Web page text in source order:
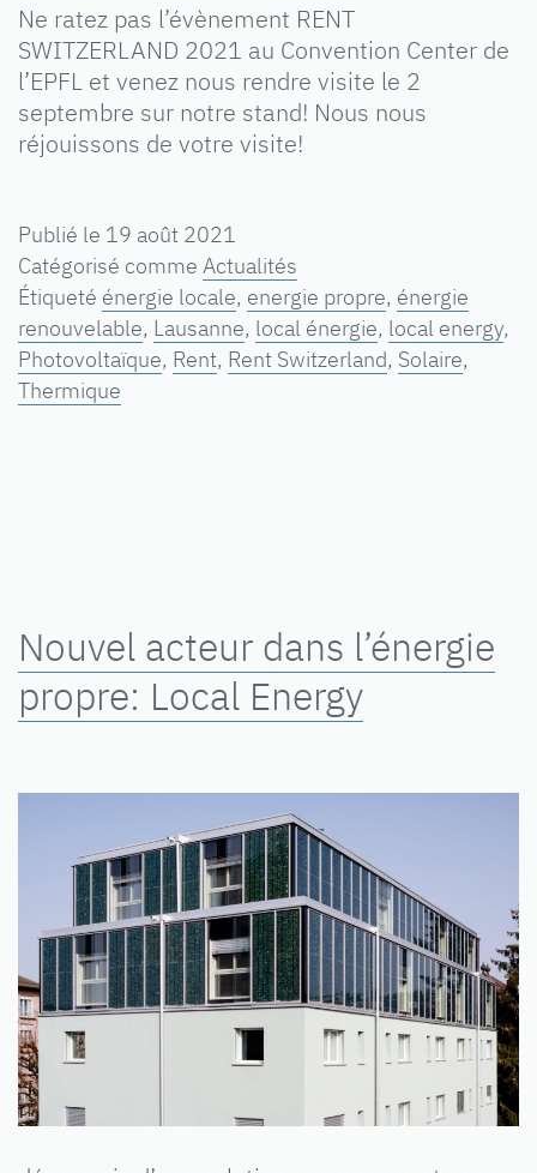
Ne ratez pas l’évènement RENT
SWITZERLAND 2021 au Convention Center de
l’EPFL et venez nous rendre visite le 2
septembre sur notre stand! Nous nous
réjouissons de votre visite!
Publié le 19 août 2021
Catégorisé comme Actualités
Étiqueté énergie locale, energie propre, énergie
renouvelable, Lausanne, local énergie, local energy,
Photovoltaïque, Rent, Rent Switzerland, Solaire,
Thermique
Nouvel acteur dans l’énergie
propre: Local Energy